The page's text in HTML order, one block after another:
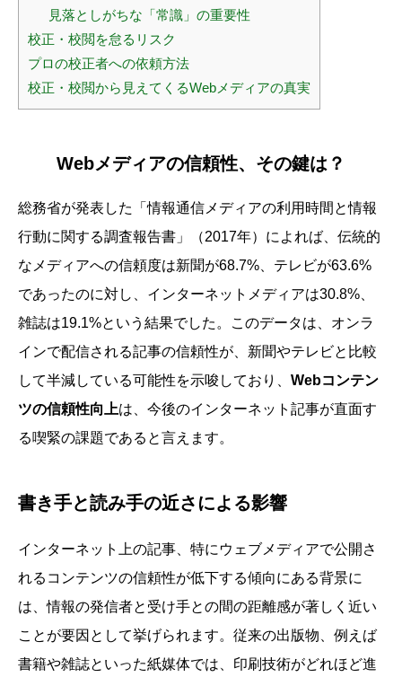
見落としがちな「常識」の重要性
校正・校閲を怠るリスク
プロの校正者への依頼方法
校正・校閲から見えてくるWebメディアの真実
Webメディアの信頼性、その鍵は？
総務省が発表した「情報通信メディアの利用時間と情報
行動に関する調査報告書」（2017年）によれば、伝統的
なメディアへの信頼度は新聞が68.7%、テレビが63.6%
であったのに対し、インターネットメディアは30.8%、
雑誌は19.1%という結果でした。このデータは、オンラ
インで配信される記事の信頼性が、新聞やテレビと比較
して半減している可能性を示唆しており、 Webコンテン
ツの信頼性向上は、今後のインターネット記事が直面す
る喫緊の課題であると言えます。
書き手と読み手の近さによる影響
インターネット上の記事、特にウェブメディアで公開さ
れるコンテンツの信頼性が低下する傾向にある背景に
は、情報の発信者と受け手との間の距離感が著しく近い
ことが要因として挙げられます。従来の出版物、例えば
書籍や雑誌といった紙媒体では、印刷技術がどれほど進